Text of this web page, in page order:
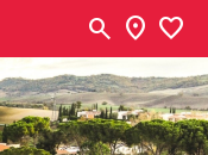
search location_on favorite